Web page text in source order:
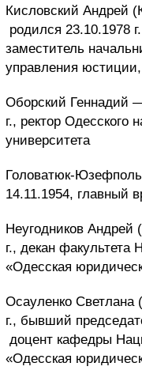
Кисловский Андрей
родился 23.10.1978
заместитель
управления юстиции,
Оборский
г., ректор Одесского
университета
Головатюк-
14.11.1954, главный
Неугодников
г., декан факультета
«Одесская
Осауленко
г., бывший
доцент кафедры
«Одесская